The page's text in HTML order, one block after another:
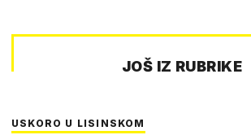
JOŠ IZ RUBRIKE
USKORO U LISINSKOM